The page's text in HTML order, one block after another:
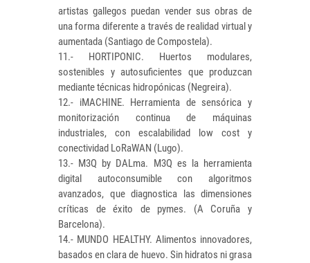
artistas gallegos puedan vender sus obras de
una forma diferente a través de realidad virtual y
aumentada (Santiago de Compostela).
11.- HORTIPONIC. Huertos modulares,
sostenibles y autosuficientes que produzcan
mediante técnicas hidropónicas (Negreira).
12.- iMACHINE. Herramienta de sensórica y
monitorización continua de máquinas
industriales, con escalabilidad low cost y
conectividad LoRaWAN (Lugo).
13.- M3Q by DALma. M3Q es la herramienta
digital autoconsumible con algoritmos
avanzados, que diagnostica las dimensiones
críticas de éxito de pymes. (A Coruña y
Barcelona).
14.- MUNDO HEALTHY. Alimentos innovadores,
basados en clara de huevo. Sin hidratos ni grasa